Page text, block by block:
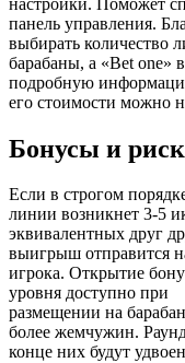
панель управления.
выбирать количество
барабаны, а «Bet one»
подробную
его стоимости можно
Бонусы и
Если в строгом
линии возникнет 3-5
эквивалентных друг
выигрыш отправится
игрока. Открытие
уровня доступно при
размещении на
более жемчужин.
конце них будут